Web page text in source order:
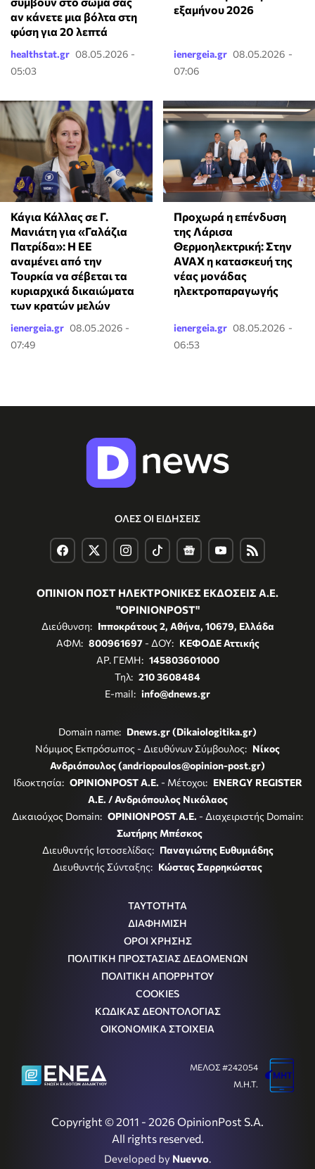
αν κάνετε μια βόλτα στη
φύση για 20 λεπτά
healthstat.gr 08.05.2026 -
05:03
εξαμήνου 2026
ienergeia.gr 08.05.2026 -
07:06
Κάγια Κάλλας σε Γ.
Μανιάτη για «Γαλάζια
Πατρίδα»: Η ΕΕ
αναμένει από την
Τουρκία να σέβεται τα
κυριαρχικά δικαιώματα
των κρατών μελών
ienergeia.gr 08.05.2026 -
07:49
Προχωρά η επένδυση
της Λάρισα
Θερμοηλεκτρική: Στην
AVAX η κατασκευή της
νέας μονάδας
ηλεκτροπαραγωγής
ienergeia.gr 08.05.2026 -
06:53
ΟΛΕΣ ΟΙ ΕΙΔΗΣΕΙΣ
ΟΠΙΝΙΟΝ ΠΟΣΤ ΗΛΕΚΤΡΟΝΙΚΕΣ ΕΚΔΟΣΕΙΣ Α.Ε.
"OPINIONPOST"
Διεύθυνση: Ιπποκράτους 2, Αθήνα, 10679, Ελλάδα
ΑΦΜ: 800961697- ΔΟΥ: ΚΕΦΟΔΕ Αττικής
ΑΡ. ΓΕΜΗ: 145803601000
Τηλ: 210 3608484
E-mail: info@dnews.gr
Domain name: Dnews.gr (Dikaiologitika.gr)
Νόμιμος Εκπρόσωπος - Διευθύνων Σύμβουλος: Νίκος
Ανδριόπουλος (andriopoulos@opinion-post.gr)
Ιδιοκτησία: OPINIONPOST A.E. - Μέτοχοι: ENERGY REGISTER
Α.Ε. / Ανδριόπουλος Νικόλαος
Δικαιούχος Domain: OPINIONPOST A.E. - Διαχειριστής Domain:
Σωτήρης Μπέσκος
Διευθυντής Ιστοσελίδας: Παναγιώτης Ευθυμιάδης
Διευθυντής Σύνταξης: Κώστας Σαρρηκώστας
ΤΑΥΤΟΤΗΤΑ
ΔΙΑΦΗΜΙΣΗ
ΟΡΟΙ ΧΡΗΣΗΣ
ΠΟΛΙΤΙΚΗ ΠΡΟΣΤΑΣΙΑΣ ΔΕΔΟΜΕΝΩΝ
ΠΟΛΙΤΙΚΗ ΑΠΟΡΡΗΤΟΥ
COOKIES
ΚΩΔΙΚΑΣ ΔΕΟΝΤΟΛΟΓΙΑΣ
ΟΙΚΟΝΟΜΙΚΑ ΣΤΟΙΧΕΙΑ
Copyright © 2011 - 2026 OpinionPost S.A.
All rights reserved.
Developed by Nuevvo.
ΜΕΛΟΣ #242054
Μ.Η.Τ.